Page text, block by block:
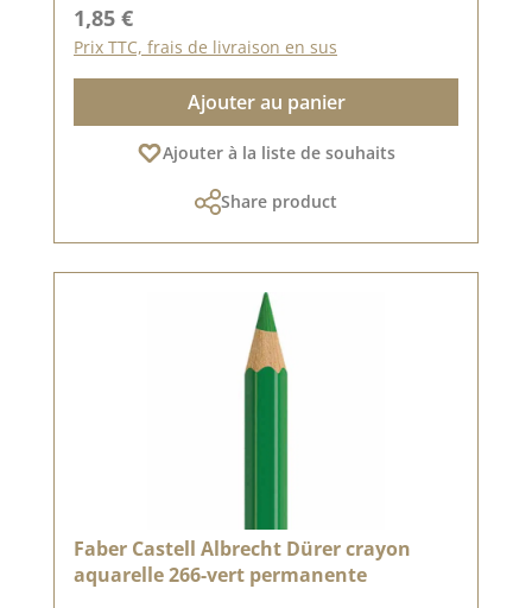
Prix régulier :
1,85 €
Prix TTC, frais de livraison en sus
Ajouter au panier
Ajouter à la liste de souhaits
Share product
Faber Castell Albrecht Dürer crayon
aquarelle 266-vert permanente